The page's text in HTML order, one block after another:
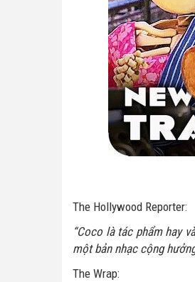
The Hollywood Reporter:
“Coco là tác phẩm hay
một bản nhạc cộng
The Wrap: